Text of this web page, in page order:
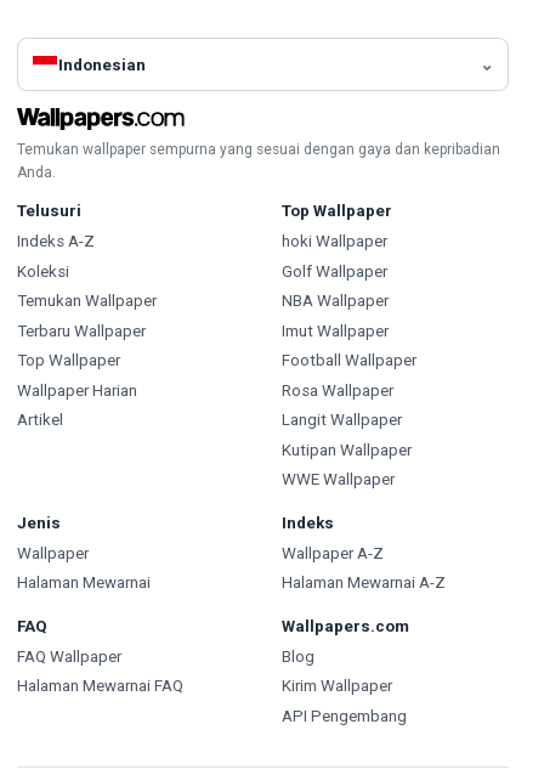
Indonesian
Temukan wallpaper sempurna yang sesuai dengan gaya dan kepribadian
Anda.
Telusuri
Indeks A-Z
Koleksi
Temukan Wallpaper
Terbaru Wallpaper
Top Wallpaper
Wallpaper Harian
Artikel
Top Wallpaper
hoki Wallpaper
Golf Wallpaper
NBA Wallpaper
Imut Wallpaper
Football Wallpaper
Rosa Wallpaper
Langit Wallpaper
Kutipan Wallpaper
WWE Wallpaper
Jenis
Wallpaper
Halaman Mewarnai
Indeks
Wallpaper A-Z
Halaman Mewarnai A-Z
FAQ
FAQ Wallpaper
Halaman Mewarnai FAQ
Wallpapers.com
Blog
Kirim Wallpaper
API Pengembang